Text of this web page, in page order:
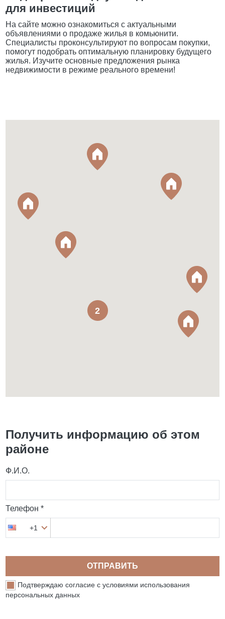
для инвестиций
На сайте можно ознакомиться с актуальными
объявлениями о продаже жилья в комьюнити.
Специалисты проконсультируют по вопросам покупки,
помогут подобрать оптимальную планировку будущего
жилья. Изучите основные предложения рынка
недвижимости в режиме реального времени!
2
Получить информацию об этом
районе
Ф.И.О.
Телефон *
+1
ОТПРАВИТЬ
Подтверждаю согласие с условиями использования
персональных данных